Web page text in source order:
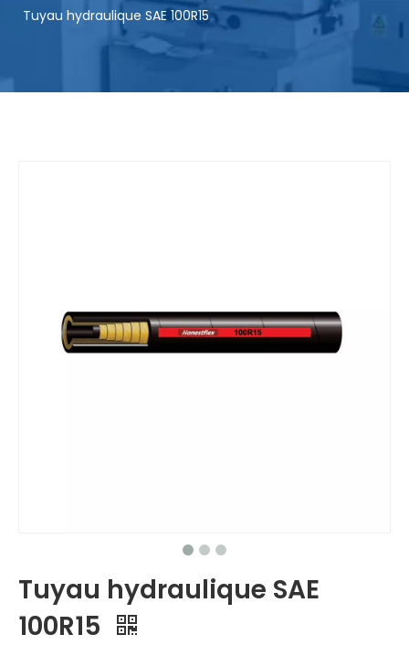
Tuyau hydraulique SAE 100R15
Tuyau hydraulique SAE
100R15